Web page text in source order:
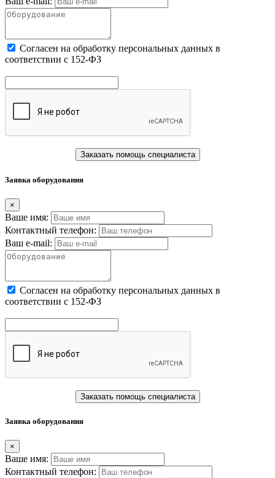
Cогласен на обработку персональных данных в
соответствии с 152-ФЗ
Заказать помощь специалиста
Заявка оборудования
×
Ваше имя:
Контактный телефон:
Ваш e-mail:
Cогласен на обработку персональных данных в
соответствии с 152-ФЗ
Заказать помощь специалиста
Заявка оборудования
×
Ваше имя:
Контактный телефон: